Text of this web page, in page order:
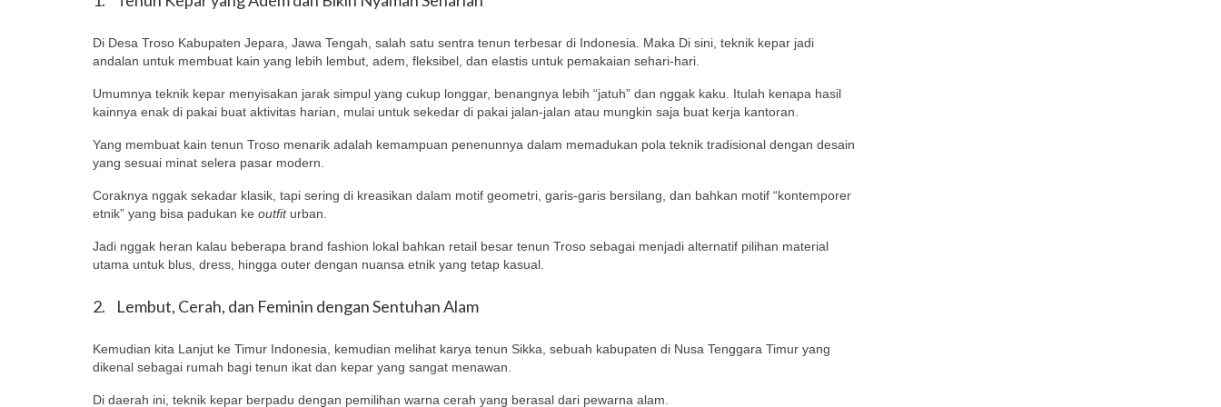
Di Desa Troso Kabupaten Jepara, Jawa Tengah, salah satu sentra tenun terbesar di Indonesia. Maka Di sini, teknik kepar jadi
andalan untuk membuat kain yang lebih lembut, adem, fleksibel, dan elastis untuk pemakaian sehari-hari.
Umumnya teknik kepar menyisakan jarak simpul yang cukup longgar, benangnya lebih “jatuh” dan nggak kaku. Itulah kenapa hasil
kainnya enak di pakai buat aktivitas harian, mulai untuk sekedar di pakai jalan-jalan atau mungkin saja buat kerja kantoran.
Yang membuat kain tenun Troso menarik adalah kemampuan penenunnya dalam memadukan pola teknik tradisional dengan desain
yang sesuai minat selera pasar modern.
Coraknya nggak sekadar klasik, tapi sering di kreasikan dalam motif geometri, garis-garis bersilang, dan bahkan motif “kontemporer
etnik” yang bisa padukan ke outfiturban.
Jadi nggak heran kalau beberapa brand fashion lokal bahkan retail besar tenun Troso sebagai menjadi alternatif pilihan material
utama untuk blus, dress, hingga outer dengan nuansa etnik yang tetap kasual.
2. Lembut, Cerah, dan Feminin dengan Sentuhan Alam
Kemudian kita Lanjut ke Timur Indonesia, kemudian melihat karya tenun Sikka, sebuah kabupaten di Nusa Tenggara Timur yang
dikenal sebagai rumah bagi tenun ikat dan kepar yang sangat menawan.
Di daerah ini, teknik kepar berpadu dengan pemilihan warna cerah yang berasal dari pewarna alam.